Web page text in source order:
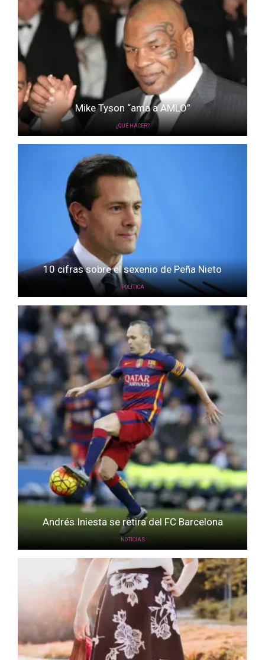
Mike Tyson “ama a AMLO”
¿QUÉ HACER?
10 cifras sobre el sexenio de Peña Nieto
POLÍTICA
Andrés Iniesta se retira del FC Barcelona
NOTICIAS